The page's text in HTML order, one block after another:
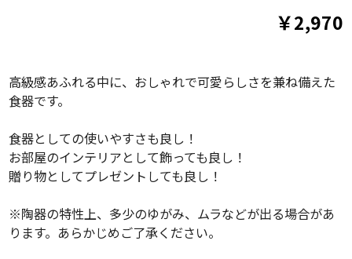
￥2,970
高級感あふれる中に、おしゃれで可愛らしさを兼ね備えた
食器です。
食器としての使いやすさも良し！
お部屋のインテリアとして飾っても良し！
贈り物としてプレゼントしても良し！
※陶器の特性上、多少のゆがみ、ムラなどが出る場合があ
ります。あらかじめご了承ください。